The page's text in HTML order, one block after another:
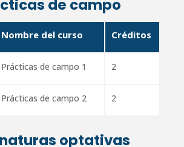
de campo
Nombre del curso Créditos
Prácticas de campo 1 2
Prácticas de campo 2 2
optativas